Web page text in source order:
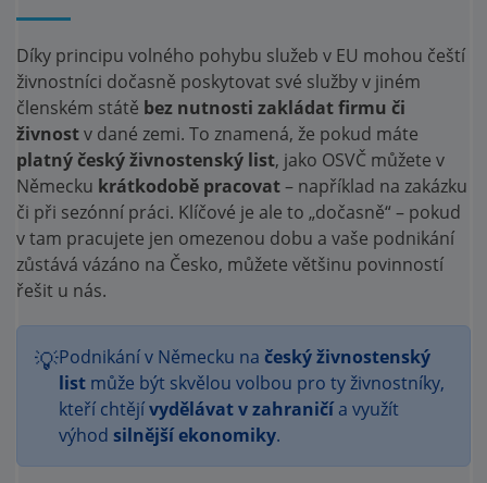
Díky principu volného pohybu služeb v EU mohou čeští
živnostníci dočasně poskytovat své služby v jiném
členském státě bez nutnosti zakládat firmu či
živnostv dané zemi. To znamená, že pokud máte
platný český živnostenský list, jako OSVČ můžete v
Německu krátkodobě pracovat– například na zakázku
či při sezónní práci. Klíčové je ale to „dočasně“ – pokud
v tam pracujete jen omezenou dobu a vaše podnikání
zůstává vázáno na Česko, můžete většinu povinností
řešit u nás.
💡Podnikání v Německu na český živnostenský
list může být skvělou volbou pro ty živnostníky,
kteří chtějívydělávat v zahraničía využít
výhod silnější ekonomiky.